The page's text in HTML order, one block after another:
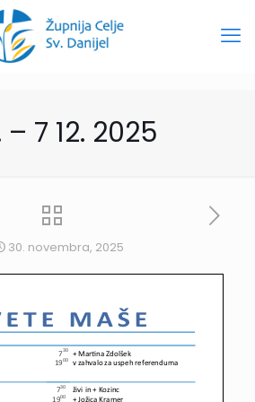
– 7 12. 2025
30. novembra, 2025